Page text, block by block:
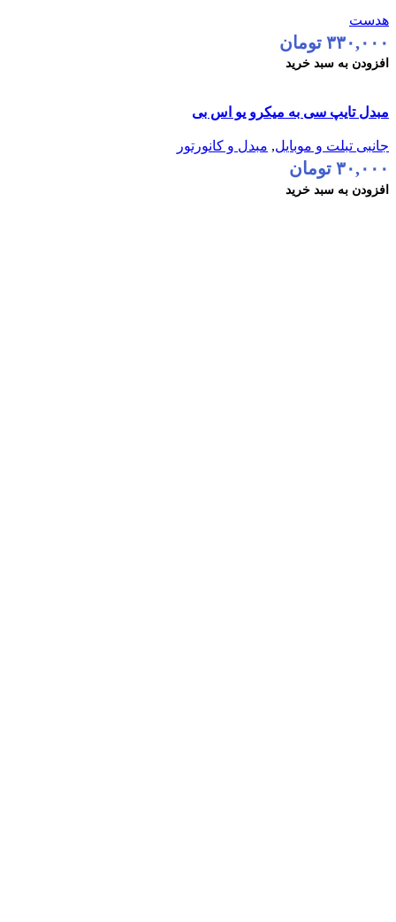
هدست
۳۳۰,۰۰۰ تومان
افزودن به سبد خرید
مشاهده سریع
افزودن به علاقه مندی
مبدل تایپ سی به میکرو یو اس بی
جانبی تبلت و موبایل, مبدل و کانورتور
۳۰,۰۰۰ تومان
افزودن به سبد خرید